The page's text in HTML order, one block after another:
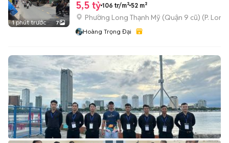
1 phút trước 7
5,5 tỷ 106 tr/m² 52 m²
Phường Long Thạnh Mỹ (Quận 9 cũ) (P.
Hoàng Trọng Đại